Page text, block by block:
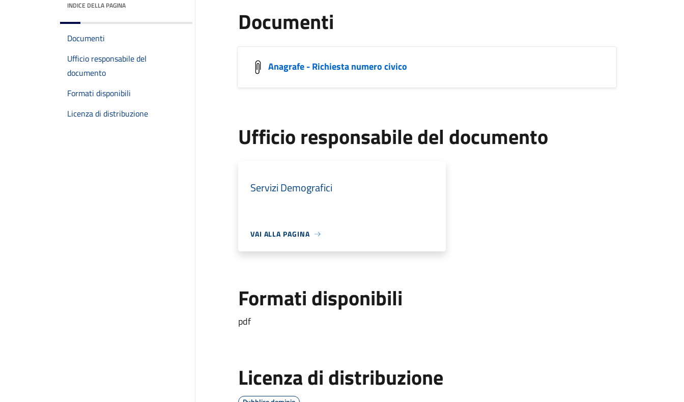
INDICE DELLA PAGINA
Documenti
Ufficio responsabile del
documento
Formati disponibili
Licenza di distribuzione
Documenti
Anagrafe - Richiesta numero civico
Ufficio responsabile del documento
Servizi Demografici
VAI ALLA PAGINA
Formati disponibili
pdf
Licenza di distribuzione